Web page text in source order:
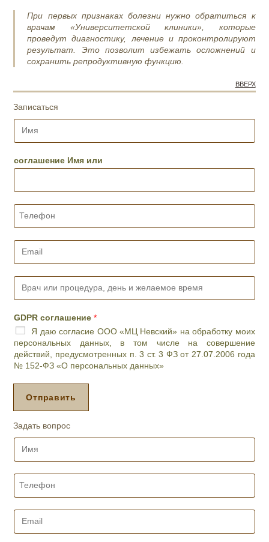
При первых признаках болезни нужно обратиться к
врачам «Университетской клиники», которые
проведут диагностику, лечение и проконтролируют
результат. Это позволит избежать осложнений и
сохранить репродуктивную функцию.
ВВЕРХ
Записаться
И
я
*
соглашение Имя или
Т
л
е
о
н
E
a
i
*
В
а
ч
и
л
и
п
р
о
у
р
,
д
н
ь
ж
GDPR соглашение*
Я даю согласие ООО «МЦ Невский» на обработку моих
персональных данных, в том числе на совершение
действий, предусмотренных п. 3 ст. 3 ФЗ от 27.07.2006 года
№ 152-ФЗ «О персональных данных»
Отправить
Задать вопрос
И
я
*
Т
л
е
о
E
a